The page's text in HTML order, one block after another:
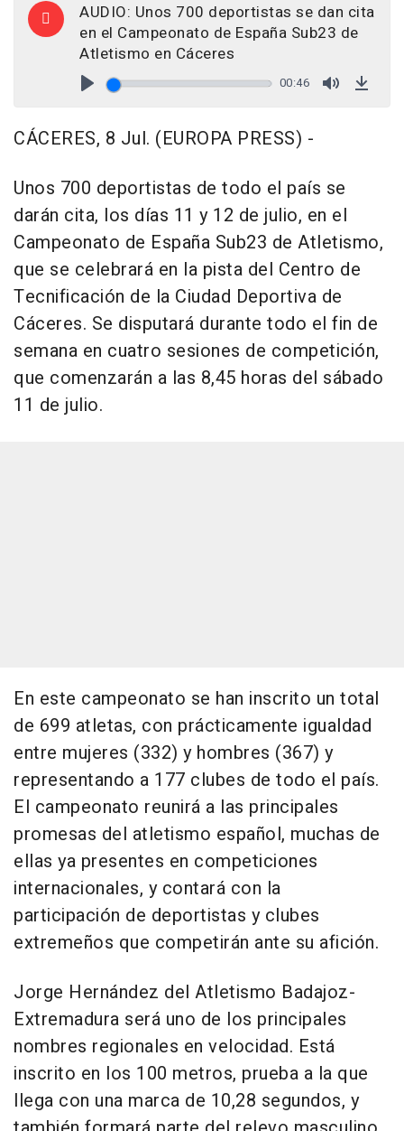
AUDIO: Unos 700 deportistas se dan cita
en el Campeonato de España Sub23 de
Atletismo en Cáceres
00:46
CÁCERES, 8 Jul. (EUROPA PRESS) -
Unos 700 deportistas de todo el país se
darán cita, los días 11 y 12 de julio, en el
Campeonato de España Sub23 de Atletismo,
que se celebrará en la pista del Centro de
Tecnificación de la Ciudad Deportiva de
Cáceres. Se disputará durante todo el fin de
semana en cuatro sesiones de competición,
que comenzarán a las 8,45 horas del sábado
11 de julio.
En este campeonato se han inscrito un total
de 699 atletas, con prácticamente igualdad
entre mujeres (332) y hombres (367) y
representando a 177 clubes de todo el país.
El campeonato reunirá a las principales
promesas del atletismo español, muchas de
ellas ya presentes en competiciones
internacionales, y contará con la
participación de deportistas y clubes
extremeños que competirán ante su afición.
Jorge Hernández del Atletismo Badajoz-
Extremadura será uno de los principales
nombres regionales en velocidad. Está
inscrito en los 100 metros, prueba a la que
llega con una marca de 10,28 segundos, y